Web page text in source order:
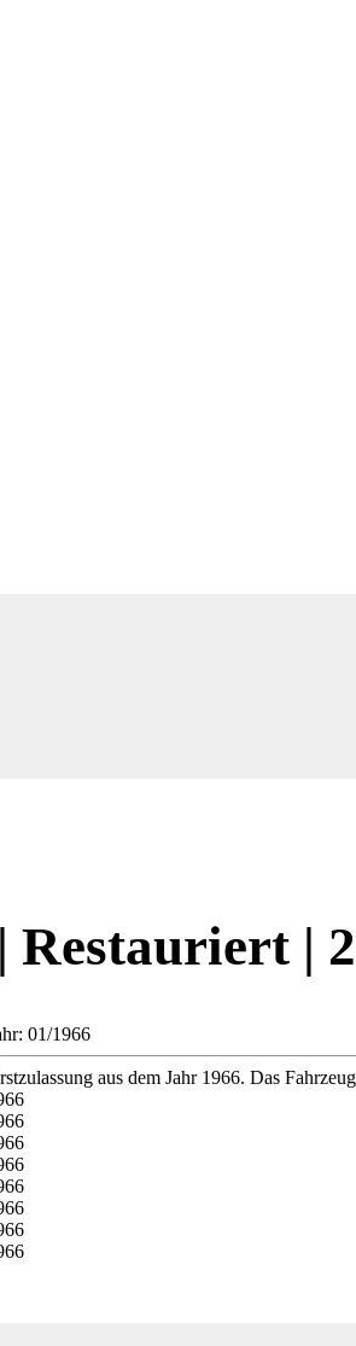
|
01/1966
aus dem Jahr 1966. Das